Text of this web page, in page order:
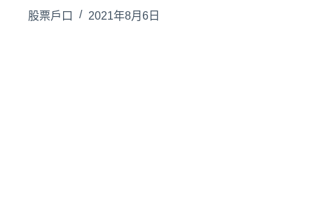
股票戶口 2021年8月6日